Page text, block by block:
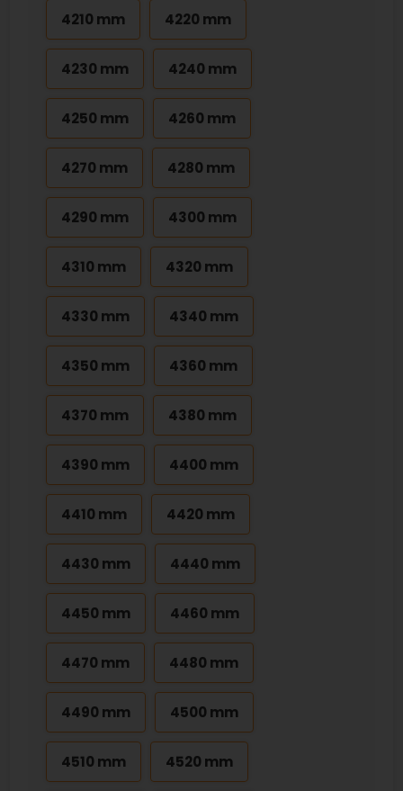
4210 mm 4220 mm
4230 mm 4240 mm
4250 mm 4260 mm
4270 mm 4280 mm
4290 mm 4300 mm
4310 mm 4320 mm
4330 mm 4340 mm
4350 mm 4360 mm
4370 mm 4380 mm
4390 mm 4400 mm
4410 mm 4420 mm
4430 mm 4440 mm
4450 mm 4460 mm
4470 mm 4480 mm
4490 mm 4500 mm
4510 mm 4520 mm